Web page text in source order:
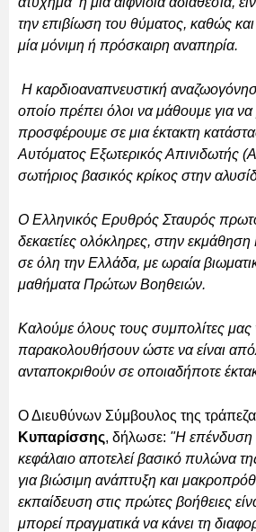
την επιβίωση του θύματος, καθώς
μία μόνιμη ή πρόσκαιρη αναπηρία.
Η καρδιοαναπνευστική
οποίο πρέπει όλοι να μάθουμε για
προσφέρουμε σε μια έκτακτη
Αυτόματος Εξωτερικός Απινιδωτής
σωτήριος βασικός κρίκος στην
Ο Ελληνικός Ερυθρός Σταυρός
δεκαετίες ολόκληρες, στην
σε όλη την Ελλάδα, με ωραία
μαθήματα Πρώτων Βοηθειών.
Καλούμε όλους τους συμπολίτες μας
παρακολουθήσουν ώστε να είναι
ανταποκριθούν σε οποιαδήποτε
Ο Διευθύνων Σύμβουλος της
Κυπαρίσσης, δήλωσε: "Η επένδυση
κεφάλαιο αποτελεί βασικό πυλώνα
για βιώσιμη ανάπτυξη και
εκπαίδευση στις πρώτες βοήθειες
μπορεί πραγματικά να κάνει τη